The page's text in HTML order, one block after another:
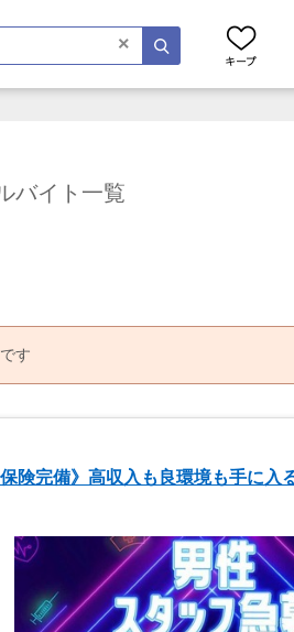
×
バイト一覧
す
険完備》高収入も良環境も手に入